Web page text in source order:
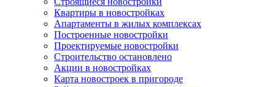
Квартиры в новостройках
Апартаменты в жилых комплексах
Построенные новостройки
Проектируемые новостройки
Строительство остановлено
Акции в новостройках
Карта новостроек в пригороде